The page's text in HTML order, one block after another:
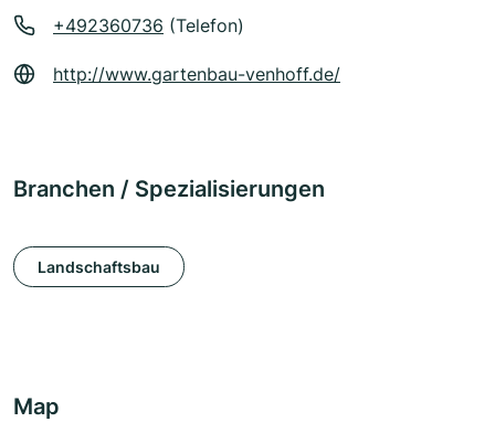
+492360736 (Telefon)
http://www.gartenbau-venhoff.de/
Branchen / Spezialisierungen
Landschaftsbau
Map